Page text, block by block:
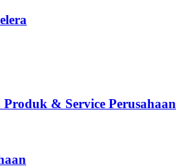
& Service Perusahaan